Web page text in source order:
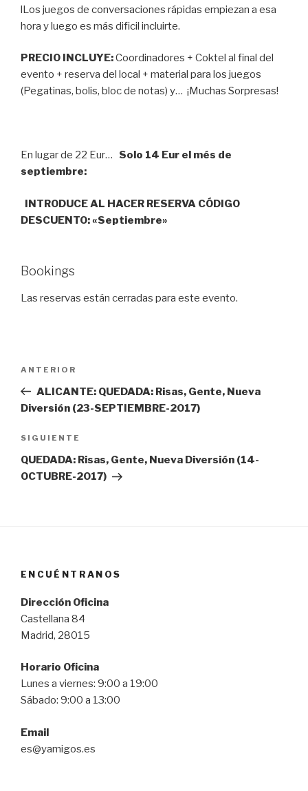
lLos juegos de conversaciones rápidas empiezan a esa
hora y luego es más dificil incluirte.
PRECIO INCLUYE:Coordinadores + Coktel al final del
evento + reserva del local + material para los juegos
(Pegatinas, bolis, bloc de notas) y… ¡Muchas Sorpresas!
En lugar de 22 Eur… Solo 14 Eur el més de
septiembre:
INTRODUCE AL HACER RESERVA CÓDIGO
DESCUENTO: «Septiembre»
Bookings
Las reservas están cerradas para este evento.
entradas
Entrada
anterior:
ANTERIOR
ALICANTE: QUEDADA: Risas, Gente, Nueva
Diversión (23-SEPTIEMBRE-2017)
Siguiente
entrada
SIGUIENTE
QUEDADA: Risas, Gente, Nueva Diversión (14-
OCTUBRE-2017)
ENCUÉNTRANOS
Dirección Oficina
Castellana 84
Madrid, 28015
Horario Oficina
Lunes a viernes: 9:00 a 19:00
Sábado: 9:00 a 13:00
Email
es@yamigos.es